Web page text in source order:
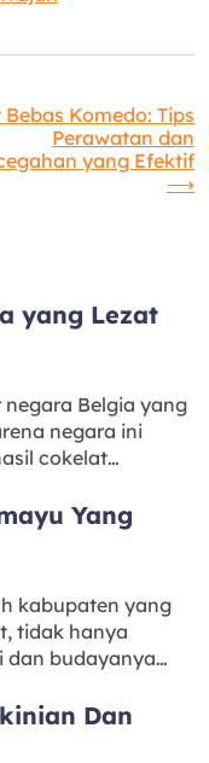
Komedo: Tips
Perawatan dan
yang Efektif
⟶
yang Lezat
negara Belgia yang
negara ini
cokelat…
Yang
kabupaten yang
tidak hanya
dan budayanya…
Dan